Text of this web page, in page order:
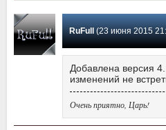
RuFull(23 июня 2015 21:28)
Добавлена версия
изменений не
Очень приятно, Царь!